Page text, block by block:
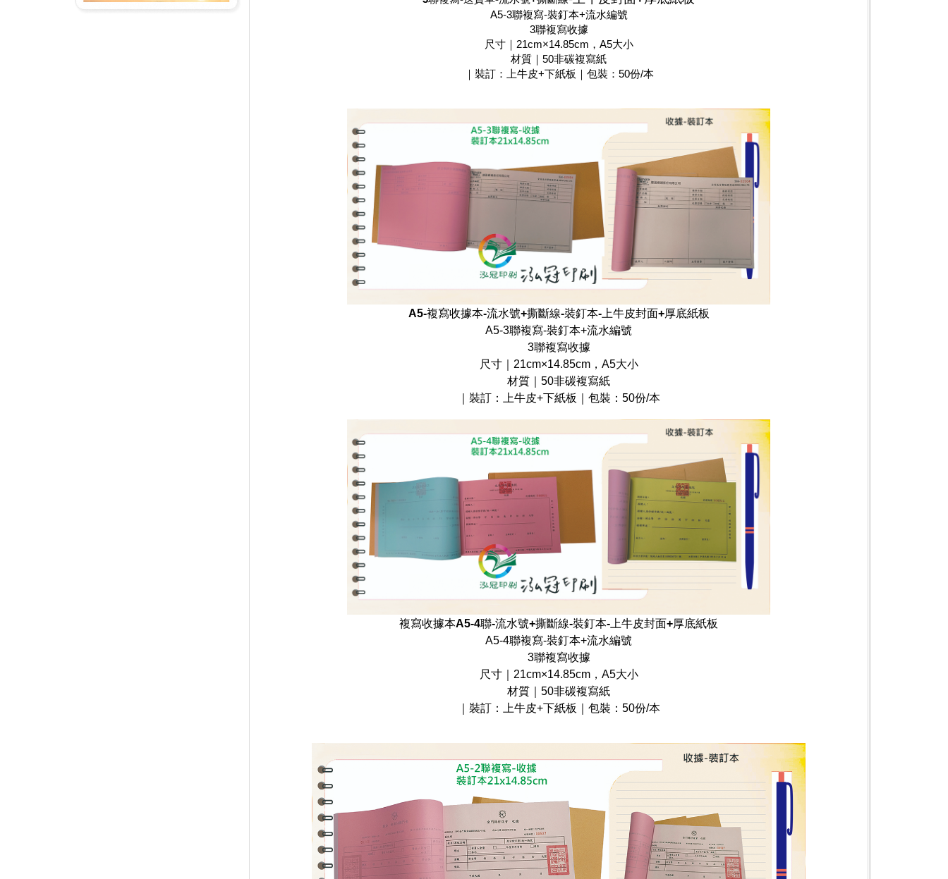
A5-3聯複寫-裝釘本+流水編號
3聯複寫收據
尺寸｜21cm×14.85cm，A5大小
材質｜50非碳複寫紙
｜裝訂：上牛皮+下紙板｜包裝：50份/本
A5-複寫收據本-流水號+撕斷線-裝釘本-上牛皮封面+厚底紙板
A5-3聯複寫-裝釘本+流水編號
3聯複寫收據
尺寸｜21cm×14.85cm，A5大小
材質｜50非碳複寫紙
｜裝訂：上牛皮+下紙板｜包裝：50份/本
複寫收據本A5-4聯-流水號+撕斷線-裝釘本-上牛皮封面+厚底紙板
A5-4聯複寫-裝釘本+流水編號
3聯複寫收據
尺寸｜21cm×14.85cm，A5大小
材質｜50非碳複寫紙
｜裝訂：上牛皮+下紙板｜包裝：50份/本